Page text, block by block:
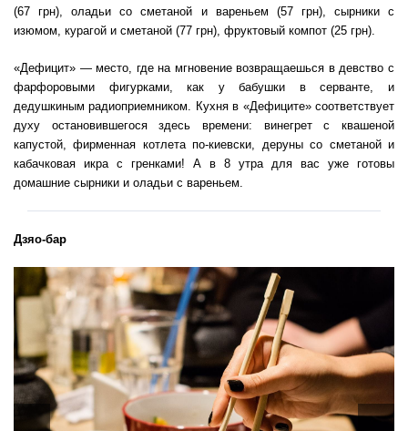
(67 грн), оладьи со сметаной и вареньем (57 грн), сырники с
изюмом, курагой и сметаной (77 грн), фруктовый компот (25 грн).
«Дефицит» — место, где на мгновение возвращаешься в девство с
фарфоровыми фигурками, как у бабушки в серванте, и
дедушкиным радиоприемником. Кухня в «Дефиците» соответствует
духу остановившегося здесь времени: винегрет с квашеной
капустой, фирменная котлета по-киевски, деруны со сметаной и
кабачковая икра с гренками! А в 8 утра для вас уже готовы
домашние сырники и оладьи с вареньем.
Дзяо-бар
Previous